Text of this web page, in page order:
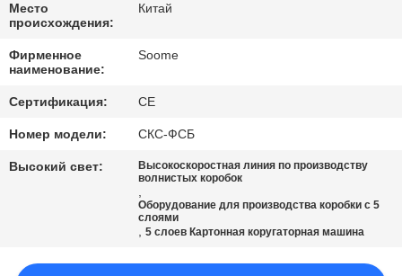
СВЯЖИТЕСЬ
С
НАМИ
ЗАПРОСИТЕ
Место
происхождения:
Китай
Фирменное
наименование:
Soome
Сертификация: CE
Номер модели: СКС-ФСБ
Высокий свет:
Высокоскоростная линия по производству
волнистых коробок
,
Оборудование для производства коробки с 5
слоями
,5 слоев Картонная коругаторная машина